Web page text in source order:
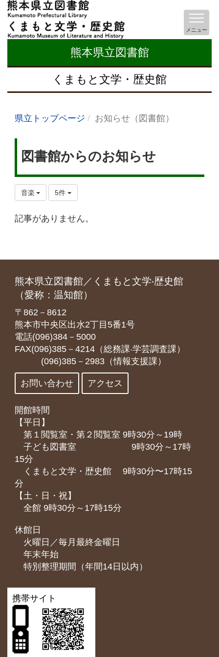
熊本県立図書館
くまもと文学・歴史館
メニュー
県立トップページ お知らせ（図書館）
図書館からのお知らせ
音楽 5件
記事がありません。
熊本県立図書館／くまもと文学‧歴史館
（愛称：温知館）
〒862－8612
熊本市中央区出水2丁目5番1号
電話(096)384－5000
FAX(096)385－4214（総務課‧学芸調査課）
(096)385－2983（情報支援課）
お問い合わせ アクセス
開館時間
【平日】
第１閲覧室・第２閲覧室 9時30分～19時
子ども図書室 9時30分～17時
15分
くまもと⽂学・歴史館 9時30分〜17時15
分
【土・日・祝】
全館 9時30分～17時15分
休館日
火曜日／毎月最終金曜日
年末年始
特別整理期間（年間14日以内）
携帯サイト